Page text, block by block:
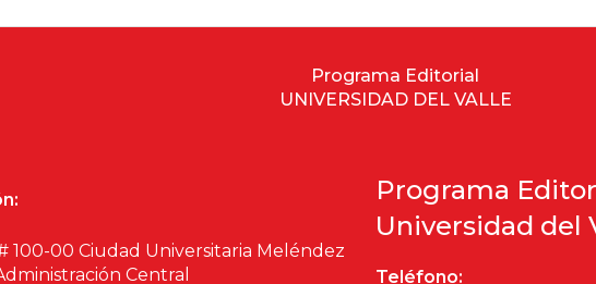
Programa Editorial
UNIVERSIDAD DEL VALLE
100-00 Ciudad Universitaria Meléndez
Central
Programa
Universidad del
Teléfono: